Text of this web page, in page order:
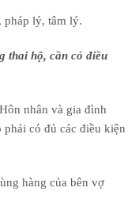
pháp lý, tâm lý.
thai hộ, cần có điều
nhân và gia đình
có đủ các điều kiện
hàng của bên vợ